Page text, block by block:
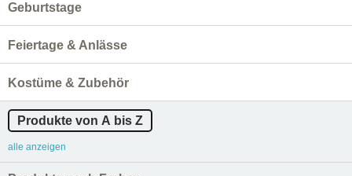
Geburtstage
Feiertage & Anlässe
Kostüme & Zubehör
Produkte von A bis Z
alle anzeigen